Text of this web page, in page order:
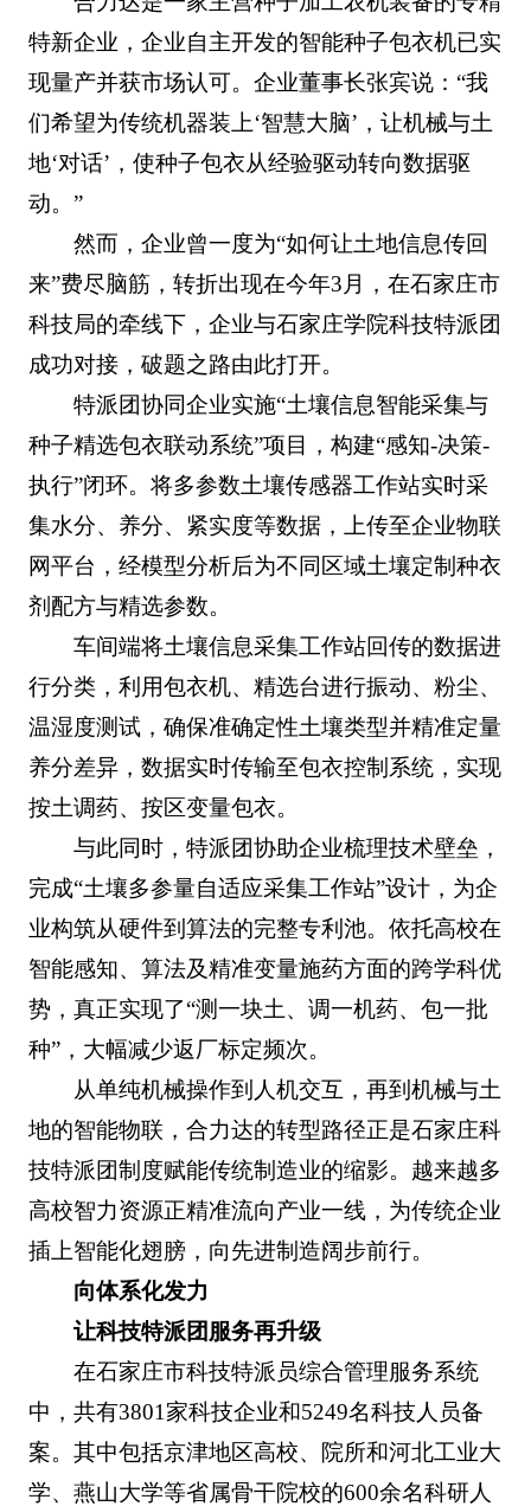
特新企业，企业自主开发的智能种子包衣机已实
现量产并获市场认可。企业董事长张宾说：“我
们希望为传统机器装上‘智慧大脑’，让机械与土
地‘对话’，使种子包衣从经验驱动转向数据驱
动。”
然而，企业曾一度为“如何让土地信息传回
来”费尽脑筋，转折出现在今年3月，在石家庄市
科技局的牵线下，企业与石家庄学院科技特派团
成功对接，破题之路由此打开。
特派团协同企业实施“土壤信息智能采集与
种子精选包衣联动系统”项目，构建“感知-决策-
执行”闭环。将多参数土壤传感器工作站实时采
集水分、养分、紧实度等数据，上传至企业物联
网平台，经模型分析后为不同区域土壤定制种衣
剂配方与精选参数。
车间端将土壤信息采集工作站回传的数据进
行分类，利用包衣机、精选台进行振动、粉尘、
温湿度测试，确保准确定性土壤类型并精准定量
养分差异，数据实时传输至包衣控制系统，实现
按土调药、按区变量包衣。
与此同时，特派团协助企业梳理技术壁垒，
完成“土壤多参量自适应采集工作站”设计，为企
业构筑从硬件到算法的完整专利池。依托高校在
智能感知、算法及精准变量施药方面的跨学科优
势，真正实现了“测一块土、调一机药、包一批
种”，大幅减少返厂标定频次。
从单纯机械操作到人机交互，再到机械与土
地的智能物联，合力达的转型路径正是石家庄科
技特派团制度赋能传统制造业的缩影。越来越多
高校智力资源正精准流向产业一线，为传统企业
插上智能化翅膀，向先进制造阔步前行。
向体系化发力
让科技特派团服务再升级
在石家庄市科技特派员综合管理服务系统
中，共有3801家科技企业和5249名科技人员备
案。其中包括京津地区高校、院所和河北工业大
学、燕山大学等省属骨干院校的600余名科研人